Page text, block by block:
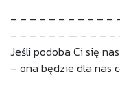
– – – – – – – – – – –
– – – – – – — – – – –
Jeśli podoba Ci się
– ona będzie dla nas